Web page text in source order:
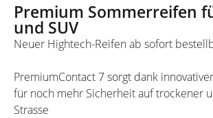
Premium Sommerreifen
und SUV
Neuer Hightech-Reifen ab sofort
PremiumContact 7 sorgt dank
für noch mehr Sicherheit auf trockener
Strasse